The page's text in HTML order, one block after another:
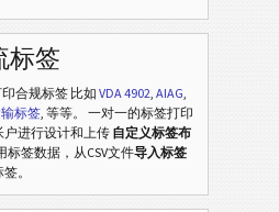
标签
合规标签 比如 VDA 4902, AIAG,
标签, 等等。 一对一的标签打印
户进行设计和上传 自定义标签布
标签数据，从CSV文件导入标签
。